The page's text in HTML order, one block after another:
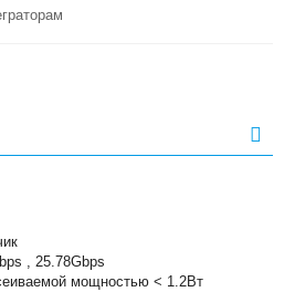
, 25.78Gbps
мощностью < 1.2Вт